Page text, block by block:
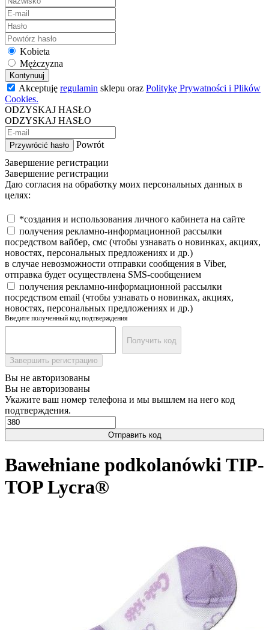
Kobieta
Mężczyzna
Kontynuuj
Akceptuję regulamin sklepu oraz Politykę Prywatności i Plików
Cookies.
ODZYSKAJ HASŁO
ODZYSKAJ HASŁO
Przywrócić hasło
Powrót
Завершение регистрации
Завершение регистрации
Даю согласия на обработку моих персональных данных в
целях:
*создания и использования личного кабинета на сайте
получения рекламно-информационной рассылки
посредством вайбер, смс (чтобы узнавать о новинках, акциях,
новостях, персональных предложениях и др.)
в случае невозможности отправки сообщения в Viber,
отправка будет осуществлена SMS-сообщением
получения рекламно-информационной рассылки
посредством email (чтобы узнавать о новинках, акциях,
новостях, персональных предложениях и др.)
Введите полученный код подтверждения
Получить код
Завершить регистрацию
Вы не авторизованы
Вы не авторизованы
Укажите ваш номер телефона и мы вышлем на него код
подтверждения.
Отправить код
Bawełniane podkolanówki TIP-
TOP Lycra®